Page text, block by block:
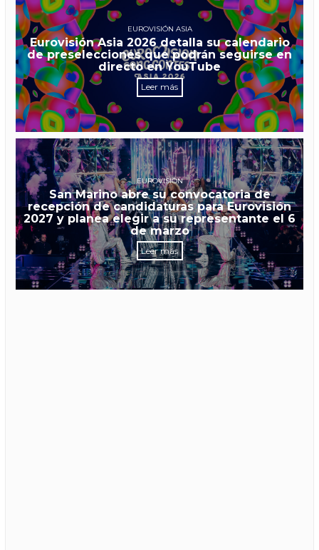
EUROVISIÓN ASIA
Eurovisión Asia 2026 detalla su calendario
de preselecciones que podrán seguirse en
directo en YouTube
Leer más
EUROVISIÓN
San Marino abre su convocatoria de
recepción de candidaturas para Eurovisión
2027 y planea elegir a su representante el 6
de marzo
Leer más